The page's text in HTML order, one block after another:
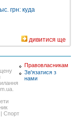
грн: куда
дивитися ще
Спорт
Правовласникам
Зв'язатися з
нами